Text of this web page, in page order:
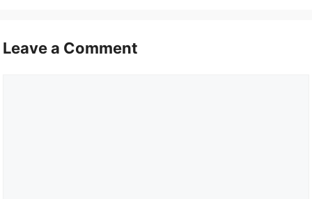
Leave a Comment